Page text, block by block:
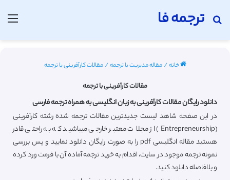
ترجمه فا
جستجو برای
خانه/مقاله مدیریت با ترجمه/مقالات کارآفرینی با ترجمه
مقالات کارآفرینی با ترجمه
دانلود رایگان مقالات کارآفرینی به زبان انگلیسی به همراه ترجمه فارسی
در این صفحه شاهد لیست جدیدترین مقالات ترجمه شده رشته کارآفرینی
(Entrepreneurship) از مجلات معتبر خارجی میباشید که به راحتی قادر
هستید مقاله انگلیسی pdf را به صورت رایگان دانلود نمایید و پس بررسی
نمونه ترجمه موجود در سایت، اقدام به خرید ترجمه آماده آن با فرمت ورد کرده
و بلافاصله دانلود کنید.